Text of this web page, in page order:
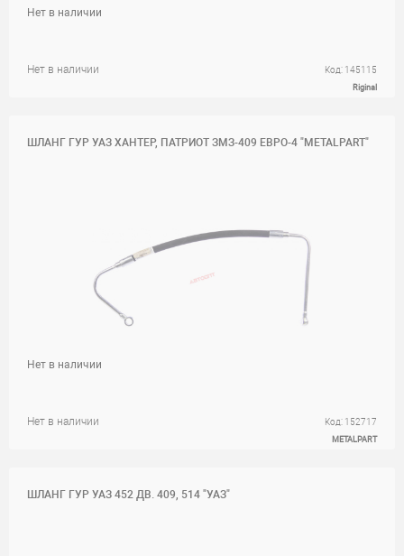
Нет в наличии Код: 145115
Riginal
Нет в наличии
ШЛАНГ ГУР УАЗ ХАНТЕР, ПАТРИОТ ЗМЗ-409 ЕВРО-4 "METALPART"
Нет в наличии Код: 152717
METALPART
Нет в наличии
ШЛАНГ ГУР УАЗ 452 ДВ. 409, 514 "УАЗ"